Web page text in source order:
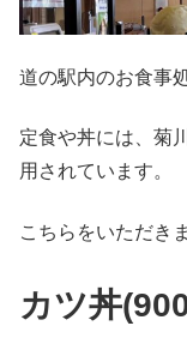
道の駅内のお食事
定食や丼には、菊
用されています。
こちらをいただき
カツ丼